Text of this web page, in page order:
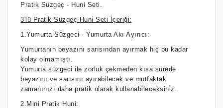
Pratik Süzgeç - Huni Seti.
3'lü Pratik Süzgeç Huni Seti İçeriği:
1.Yumurta Süzgeci - Yumurta Akı Ayırıcı:
Yumurtanın beyazını sarısından ayırmak hiç bu kadar
kolay olmamıştı.
Yumurta süzgeci ile zorluk çekmeden kısa sürede
beyazını ve sarısını ayırabilecek ve mutfaktaki
zamanınızı daha pratik olarak kullanabileceksiniz.
2.Mini Pratik Huni: